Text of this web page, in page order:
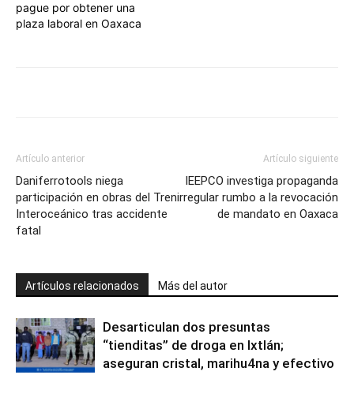
pague por obtener una
plaza laboral en Oaxaca
Artículo anterior
Daniferrotools niega
participación en obras del Tren
Interoceánico tras accidente
fatal
Artículo siguiente
IEEPCO investiga propaganda
irregular rumbo a la revocación
de mandato en Oaxaca
Artículos relacionados Más del autor
Desarticulan dos presuntas
“tienditas” de droga en Ixtlán;
aseguran cristal, marihu4na y efectivo